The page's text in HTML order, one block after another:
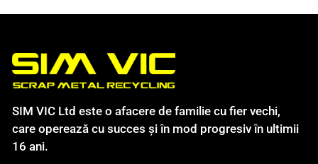
SIM VIC Ltd este o afacere de familie cu fier vechi,
care operează cu succes și în mod progresiv în ultimii
16 ani.